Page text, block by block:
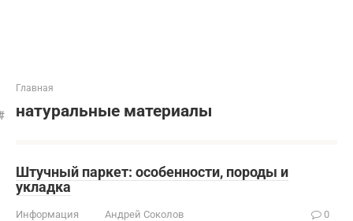
Главная
натуральные материалы
Штучный паркет: особенности, породы и
укладка
Информация Андрей Соколов 0